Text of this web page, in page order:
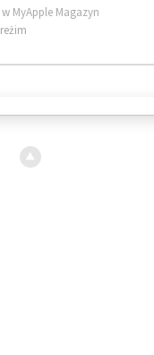
w MyApple Magazyn
reżim